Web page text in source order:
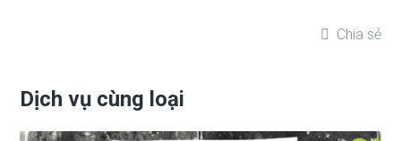
Chia sẻ
Dịch vụ cùng loại